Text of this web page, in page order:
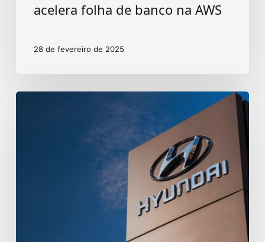
acelera folha de banco na AWS
28 de fevereiro de 2025